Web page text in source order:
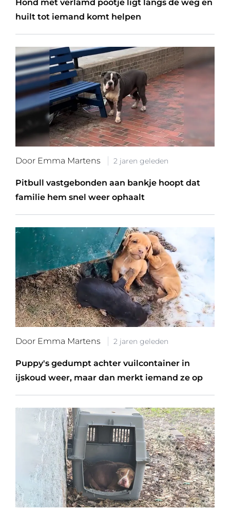
Hond met verlamd pootje ligt langs de weg en
huilt tot iemand komt helpen
Door Emma Martens 2 jaren geleden
Pitbull vastgebonden aan bankje hoopt dat
familie hem snel weer ophaalt
Door Emma Martens 2 jaren geleden
Puppy's gedumpt achter vuilcontainer in
ijskoud weer, maar dan merkt iemand ze op